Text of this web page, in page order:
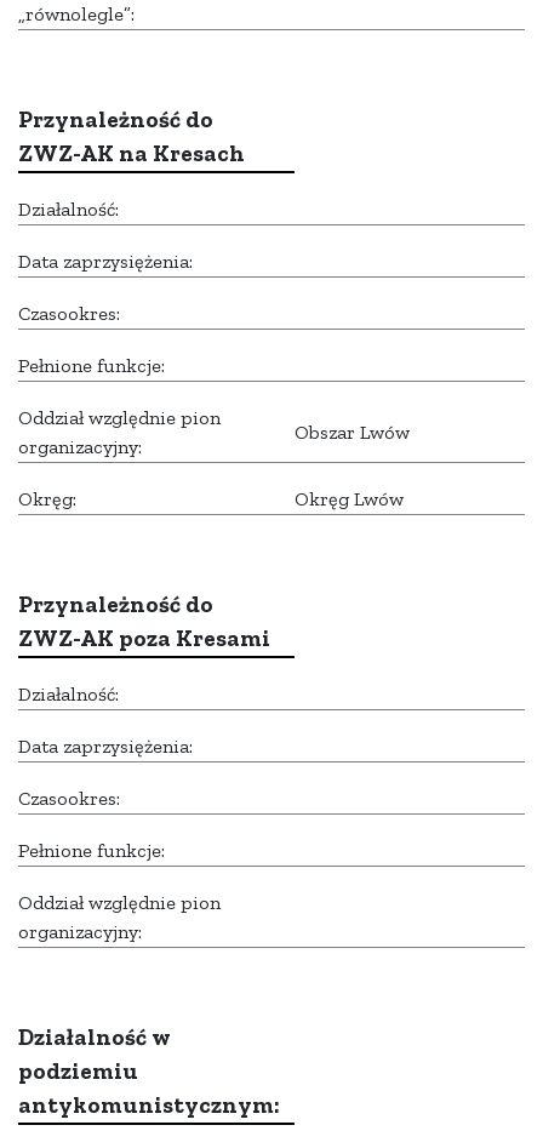
„równolegle”:
Przynależność do
ZWZ-AK na Kresach
Działalność:
Data zaprzysiężenia:
Czasookres:
Pełnione funkcje:
Oddział względnie pion
organizacyjny:
Obszar Lwów
Okręg: Okręg Lwów
Przynależność do
ZWZ-AK poza Kresami
Działalność:
Data zaprzysiężenia:
Czasookres:
Pełnione funkcje:
Oddział względnie pion
organizacyjny:
Działalność w
podziemiu
antykomunistycznym: